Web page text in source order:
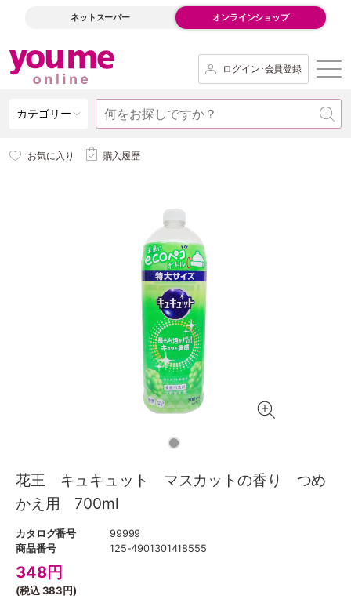
ネットスーパー オンラインショップ
ログイン･会員登録
カテゴリー
お気に入り 購入履歴
花王 キュキュット マスカットの香り つめ
かえ用 700ml
カタログ番号
99999
商品番号
125-4901301418555
348円
(税込383円)